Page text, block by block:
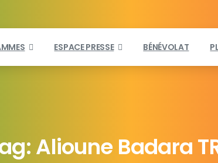
ESPACE PRESSE BÉNÉVOLAT
Alioune Badara